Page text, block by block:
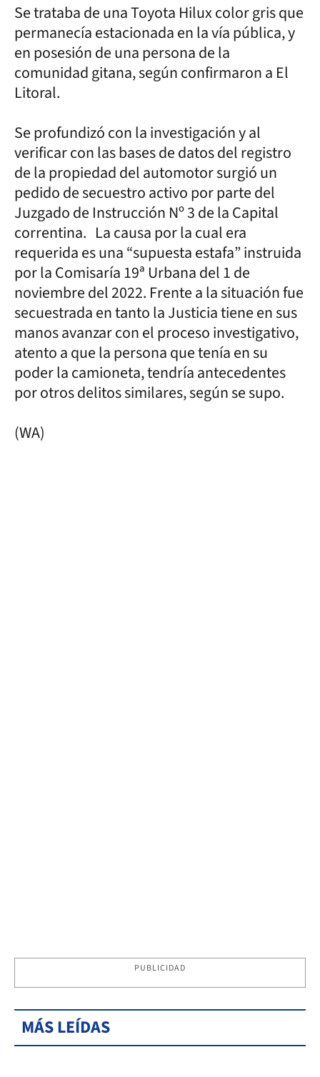
Se trataba de una Toyota Hilux color gris que
permanecía estacionada en la vía pública, y
en posesión de una persona de la
comunidad gitana, según confirmaron a El
Litoral.
Se profundizó con la investigación y al
verificar con las bases de datos del registro
de la propiedad del automotor surgió un
pedido de secuestro activo por parte del
Juzgado de Instrucción Nº 3 de la Capital
correntina. La causa por la cual era
requerida es una “supuesta estafa” instruida
por la Comisaría 19ª Urbana del 1 de
noviembre del 2022. Frente a la situación fue
secuestrada en tanto la Justicia tiene en sus
manos avanzar con el proceso investigativo,
atento a que la persona que tenía en su
poder la camioneta, tendría antecedentes
por otros delitos similares, según se supo.
(WA)
PUBLICIDAD
MÁS LEÍDAS